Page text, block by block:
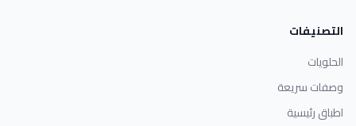
التصنيفات
الحلويات
وصفات سريعة
اطباق رئيسية